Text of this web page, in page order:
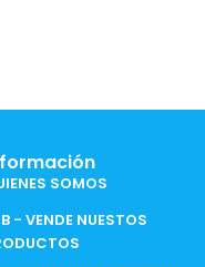
SOMOS
- VENDE NUESTOS